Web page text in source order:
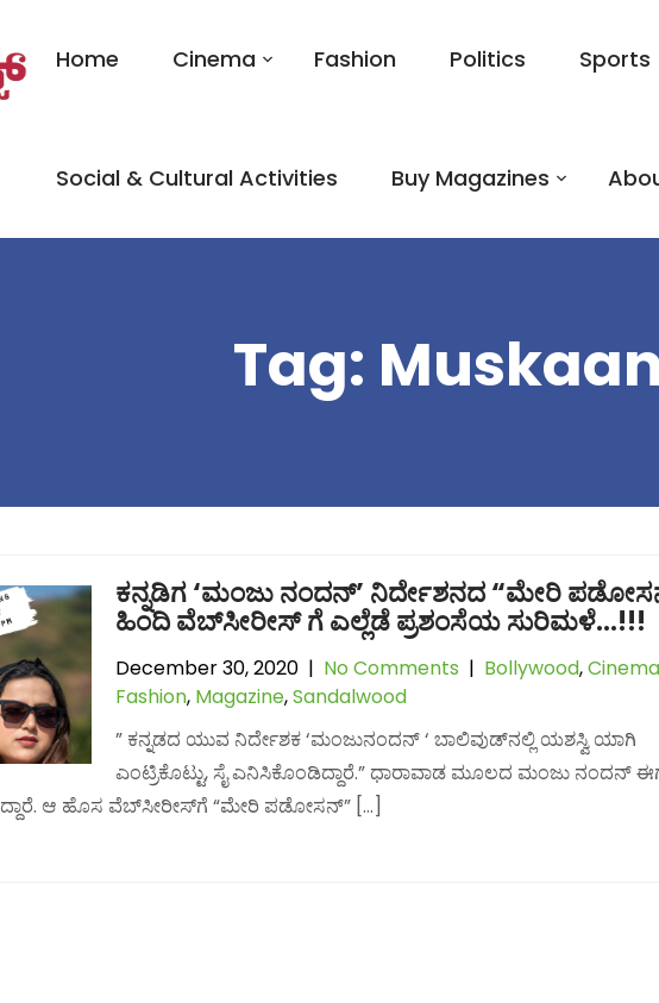
Home Cinema Fashion Politics Sports
Social & Cultural Activities Buy Magazines
Tag: Muskaan
ಕನ್ನಡಿಗ ‘ಮಂಜು ನಂದನ್’ ನಿರ್ದೇಶನದ “ಮೇರಿ
ಹಿಂದಿ ವೆಬ್‌ಸೀರೀಸ್‌ ಗೆ ಎಲ್ಲೆಡೆ ಪ್ರಶಂಸೆಯ ಸುರಿಮಳೆ…!!!
December 30, 2020 | No Comments | Bollywood,
Fashion, Magazine,Sandalwood
” ಕನ್ನಡದ ಯುವ ನಿರ್ದೇಶಕ ‘ಮಂಜುನಂದನ್ ‘ ಬಾಲಿವುಡ್‌ನಲ್ಲಿ ಯಶಸ್ವಿ ಯಾಗಿ
ಎಂಟ್ರಿಕೊಟ್ಟು, ಸೈ ಎನಿಸಿಕೊಂಡಿದ್ದಾರೆ.” ಧಾರಾವಾಡ ಮೂಲದ ಮಂಜು ನಂದನ್‌
ಆ ಹೊಸ ವೆಬ್‌ಸೀರೀಸ್‌ಗೆ “ಮೇರಿ ಪಡೋಸನ್”‌ […]